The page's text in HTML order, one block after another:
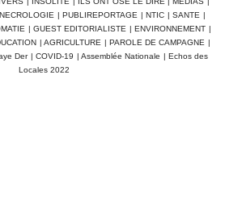
NECROLOGIE | PUBLIREPORTAGE | NTIC | SANTE |
| GUEST EDITORIALISTE | ENVIRONNEMENT |
| AGRICULTURE | PAROLE DE CAMPAGNE |
Der | COVID-19 | Assemblée Nationale | Echos des
Locales 2022